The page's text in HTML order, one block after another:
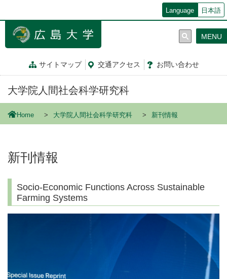
ン
Language 日本語
サイトマップ 交通アクセス お問い合わせ
MENU
大学院人間社会科学研究科
Home 大学院人間社会科学研究科 新刊情報
新刊情報
Socio-Economic Functions Across Sustainable
Farming Systems